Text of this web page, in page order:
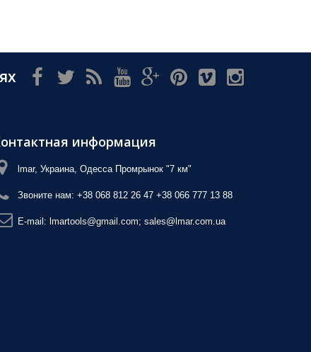
информация
lmar, Украина, Одесса Промрынок "7 км"
Звоните нам: +38 068 812 26 47 +38 066 777 13 88
E-mail: lmartools@gmail.com; sales@lmar.com.ua